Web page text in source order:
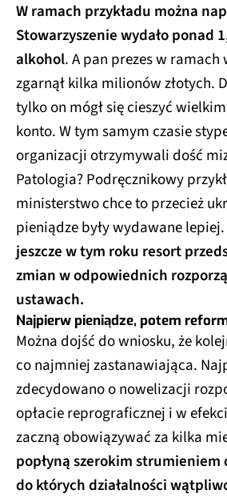
W ramach przykładu można
Stowarzyszenie wydało ponad
alkohol. A pan prezes w
zgarnął kilka milionów złotych.
tylko on mógł się cieszyć
konto. W tym samym czasie
organizacji otrzymywali dość
Patologia? Podręcznikowy
ministerstwo chce to przecież
pieniądze były wydawane lepiej.
jeszcze w tym roku resort
zmian w odpowiednich
ustawach.
Najpierw pieniądze, potem
Można dojść do wniosku, że
co najmniej zastanawiająca.
zdecydowano o nowelizacji
opłacie reprograficznej i w
zaczną obowiązywać za kilka
popłyną szerokim
do których działalności